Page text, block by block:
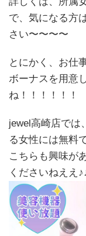
で、気になる方
さい〜〜〜〜
とにかく、お仕
ボーナスを用意
ね！！！！！！
jewel高崎店では
る女性には無料
こちらも興味が
くださいねええ